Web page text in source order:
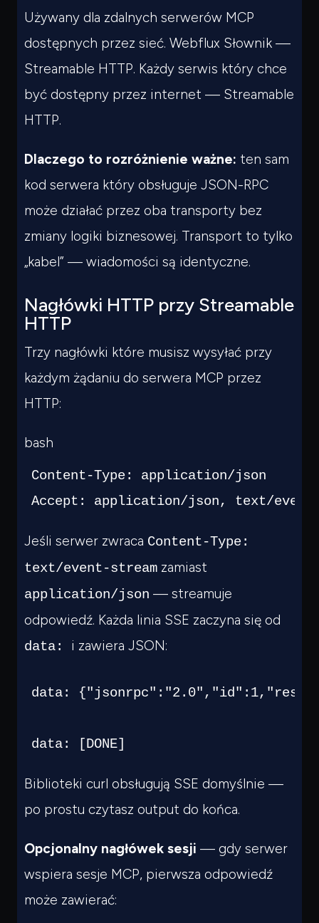
Używany dla zdalnych serwerów MCP
dostępnych przez sieć. Webflux Słownik —
Streamable HTTP. Każdy serwis który chce
być dostępny przez internet — Streamable
HTTP.
Dlaczego to rozróżnienie ważne: ten sam
kod serwera który obsługuje JSON-RPC
może działać przez oba transporty bez
zmiany logiki biznesowej. Transport to tylko
„kabel” — wiadomości są identyczne.
Nagłówki HTTP przy Streamable
HTTP
Trzy nagłówki które musisz wysyłać przy
każdym żądaniu do serwera MCP przez
HTTP:
bash
Content-Type: application/
Accept: application/json, text/
Jeśli serwer zwraca Content-Type:
text/event-stream zamiast
application/json — streamuje
odpowiedź. Każda linia SSE zaczyna się od
data: i zawiera JSON:
data:
data: [DONE]
Biblioteki curl obsługują SSE domyślnie —
po prostu czytasz output do końca.
Opcjonalny nagłówek sesji — gdy serwer
wspiera sesje MCP, pierwsza odpowiedź
może zawierać: